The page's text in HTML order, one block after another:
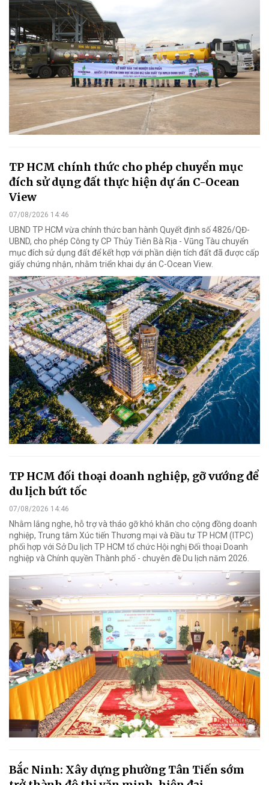
TP HCM chính thức cho phép chuyển mục
đích sử dụng đất thực hiện dự án C-Ocean
View
07/08/2026 14:46
UBND TP HCM vừa chính thức ban hành Quyết định số 4826/QĐ-
UBND, cho phép Công ty CP Thủy Tiên Bà Rịa - Vũng Tàu chuyển
mục đích sử dụng đất để kết hợp với phần diện tích đất đã được cấp
giấy chứng nhận, nhằm triển khai dự án C-Ocean View.
TP HCM đối thoại doanh nghiệp, gỡ vướng để
du lịch bứt tốc
07/08/2026 14:46
Nhằm lắng nghe, hỗ trợ và tháo gỡ khó khăn cho cộng đồng doanh
nghiệp, Trung tâm Xúc tiến Thương mại và Đầu tư TP HCM (ITPC)
phối hợp với Sở Du lịch TP HCM tổ chức Hội nghị Đối thoại Doanh
nghiệp và Chính quyền Thành phố - chuyên đề Du lịch năm 2026.
Bắc Ninh: Xây dựng phường Tân Tiến sớm